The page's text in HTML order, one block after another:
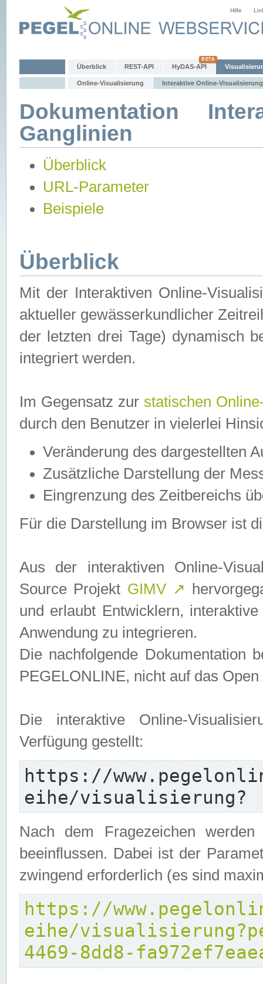
Hilfe
Überblick REST-API HyDAS-API
Online-Visualisierung Interaktive Online-Visualisierung
Dokumentation
Ganglinien
Überblick
URL-Parameter
Beispiele
Überblick
Mit der Interaktiven Online-
aktueller gewässerkundlicher
der letzten drei Tage) dynamisch
integriert werden.
Im Gegensatz zur statischen
durch den Benutzer in vielerlei
Veränderung des dargestellten
Zusätzliche Darstellung der
Eingrenzung des Zeitbereichs
Für die Darstellung im Browser ist
Aus der interaktiven Online-
Source Projekt GIMV ↗
und erlaubt Entwicklern,
Anwendung zu integrieren.
Die nachfolgende Dokumentation
PEGELONLINE, nicht auf das
Die interaktive Online-
Verfügung gestellt:
https://
eihe/visualisierung?
Nach dem Fragezeichen
beeinflussen. Dabei ist der
zwingend erforderlich (es sind
https://
eihe/
4469-8dd8-